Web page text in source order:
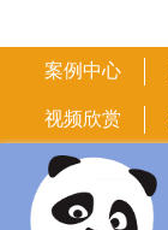
案例中心
视频欣赏